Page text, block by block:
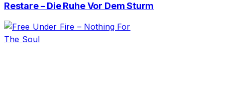
Restare – Die Ruhe Vor Dem Sturm